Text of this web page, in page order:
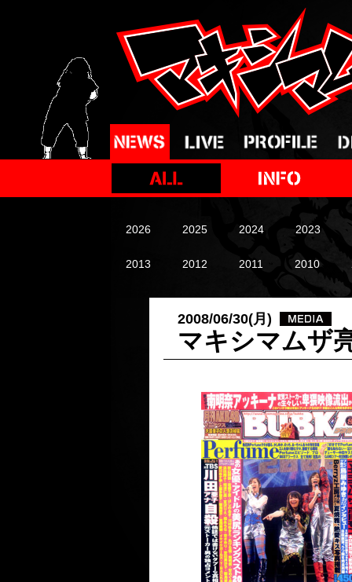
2026 2025 2024 2023
2013 2012 2011 2010
2008/06/30(月)
マキシマムザ